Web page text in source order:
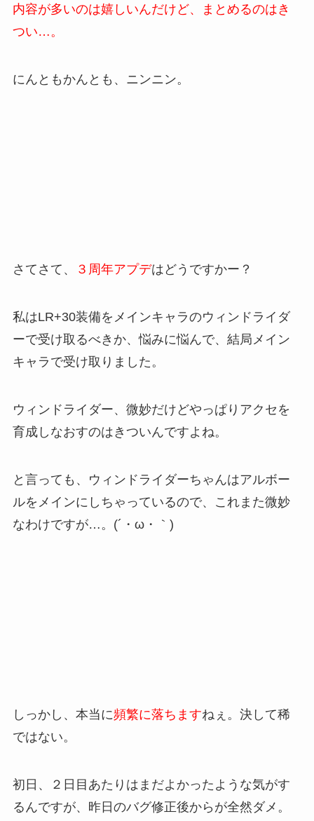
内容が多いのは嬉しいんだけど、まとめるのはき
つい…。
にんともかんとも、ニンニン。
さてさて、 ３周年アプデはどうですかー？
私はLR+30装備をメインキャラのウィンドライダ
ーで受け取るべきか、悩みに悩んで、結局メイン
キャラで受け取りました。
ウィンドライダー、微妙だけどやっぱりアクセを
育成しなおすのはきついんですよね。
と言っても、ウィンドライダーちゃんはアルボー
ルをメインにしちゃっているので、これまた微妙
なわけですが…。(´・ω・｀)
しっかし、本当に頻繁に落ちますねぇ。決して稀
ではない。
初日、２日目あたりはまだよかったような気がす
るんですが、昨日のバグ修正後からが全然ダメ。